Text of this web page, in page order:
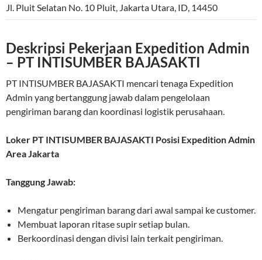
Jl. Pluit Selatan No. 10 Pluit, Jakarta Utara, ID, 14450
Deskripsi Pekerjaan Expedition Admin
– PT INTISUMBER BAJASAKTI
PT INTISUMBER BAJASAKTI mencari tenaga Expedition
Admin yang bertanggung jawab dalam pengelolaan
pengiriman barang dan koordinasi logistik perusahaan.
Loker PT INTISUMBER BAJASAKTI Posisi Expedition Admin
Area Jakarta
Tanggung Jawab:
Mengatur pengiriman barang dari awal sampai ke customer.
Membuat laporan ritase supir setiap bulan.
Berkoordinasi dengan divisi lain terkait pengiriman.